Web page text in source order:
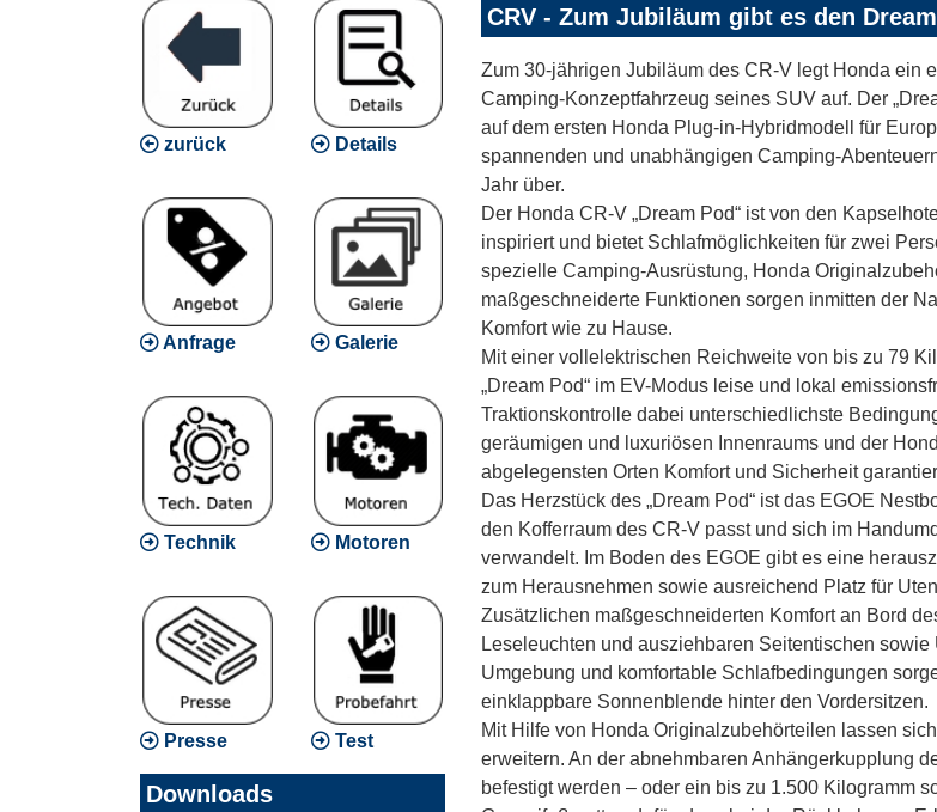
zurück Details
Anfrage Galerie
Technik Motoren
Presse Test
Downloads
CRV - Zum Jubiläum gibt es den
Zum 30-jährigen Jubiläum des CR-V legt Honda ein
Camping-Konzeptfahrzeug seines SUV auf. Der
auf dem ersten Honda Plug-in-Hybridmodell für
spannenden und unabhängigen Camping-
Jahr über.
Der Honda CR-V „Dream Pod“ ist von den
inspiriert und bietet Schlafmöglichkeiten für zwei
spezielle Camping-Ausrüstung, Honda
maßgeschneiderte Funktionen sorgen inmitten der
Komfort wie zu Hause.
Mit einer vollelektrischen Reichweite von bis zu 79
„Dream Pod“ im EV-Modus leise und lokal
Traktionskontrolle dabei unterschiedlichste
geräumigen und luxuriösen Innenraums und der
abgelegensten Orten Komfort und Sicherheit
Das Herzstück des „Dream Pod“ ist das EGOE
den Kofferraum des CR-V passt und sich im
verwandelt. Im Boden des EGOE gibt es eine
zum Herausnehmen sowie ausreichend Platz für
Zusätzlichen maßgeschneiderten Komfort an Bord
Leseleuchten und ausziehbaren Seitentischen
Umgebung und komfortable Schlafbedingungen
einklappbare Sonnenblende hinter den Vordersitzen.
Mit Hilfe von Honda Originalzubehörteilen lassen
erweitern. An der abnehmbaren Anhängerkupplung
befestigt werden – oder ein bis zu 1.500 Kilogramm